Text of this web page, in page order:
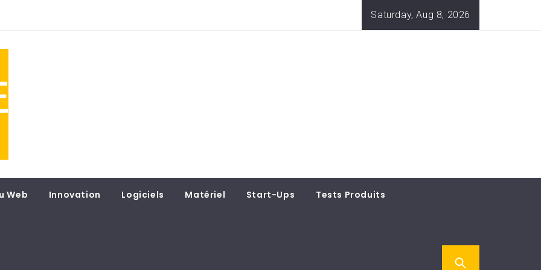
Saturday, Aug 8, 2026
Web Innovation Logiciels Matériel Start-Ups Tests Produits